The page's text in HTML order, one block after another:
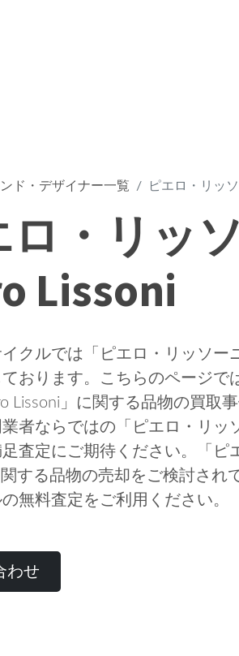
ド・デザイナー一覧 ピエロ・リッ
ロ・リッ
Lissoni
クルでは「ピエロ・リッソー
おります。こちらのページで
Lissoni」に関する品物の買取
者ならではの「ピエロ・リッ
査定にご期待ください。「ピ
関する品物の売却をご検討され
無料査定をご利用ください。
わせ